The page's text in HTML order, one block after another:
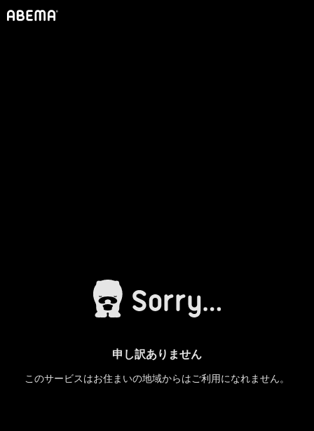
申し訳ありません
このサービスはお住まいの地域からはご利用になれません。